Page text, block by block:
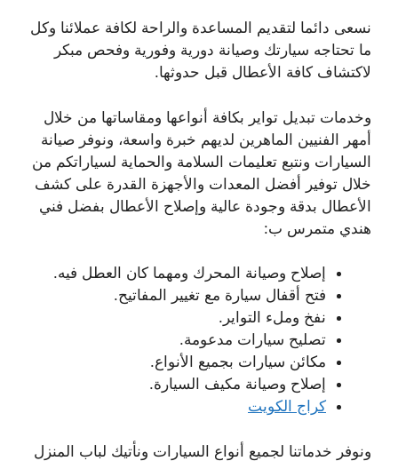
نسعى دائما لتقديم المساعدة والراحة لكافة عملائنا وكل
ما تحتاجه سيارتك وصيانة دورية وفورية وفحص مبكر
لاكتشاف كافة الأعطال قبل حدوثها.
وخدمات تبديل تواير بكافة أنواعها ومقاساتها من خلال
أمهر الفنيين الماهرين لديهم خبرة واسعة، ونوفر صيانة
السيارات ونتبع تعليمات السلامة والحماية لسياراتكم من
خلال توفير أفضل المعدات والأجهزة القدرة على كشف
الأعطال بدقة وجودة عالية وإصلاح الأعطال بفضل فني
هندي متمرس ب:
إصلاح وصيانة المحرك ومهما كان العطل فيه.
فتح أقفال سيارة مع تغيير المفاتيح.
نفخ وملء التواير.
تصليح سيارات مدعومة.
مكائن سيارات بجميع الأنواع.
إصلاح وصيانة مكيف السيارة.
كراج الكويت
ونوفر خدماتنا لجميع أنواع السيارات ونأتيك لباب المنزل